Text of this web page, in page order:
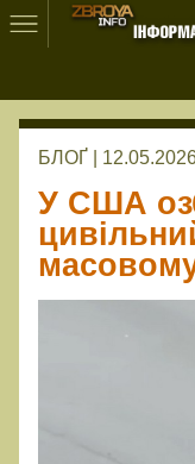
БЛОҐ | 12.05.2026
У США